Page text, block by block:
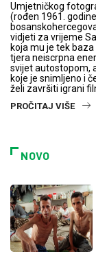
Umjetničkog
(rođen 1961.
vidjeti za vrijeme
koja mu je tek
tjera neiscrpna
svijet autostopom,
koje je snimljeno i
želi završiti igrani
PROČITAJ VIŠE
NOVO